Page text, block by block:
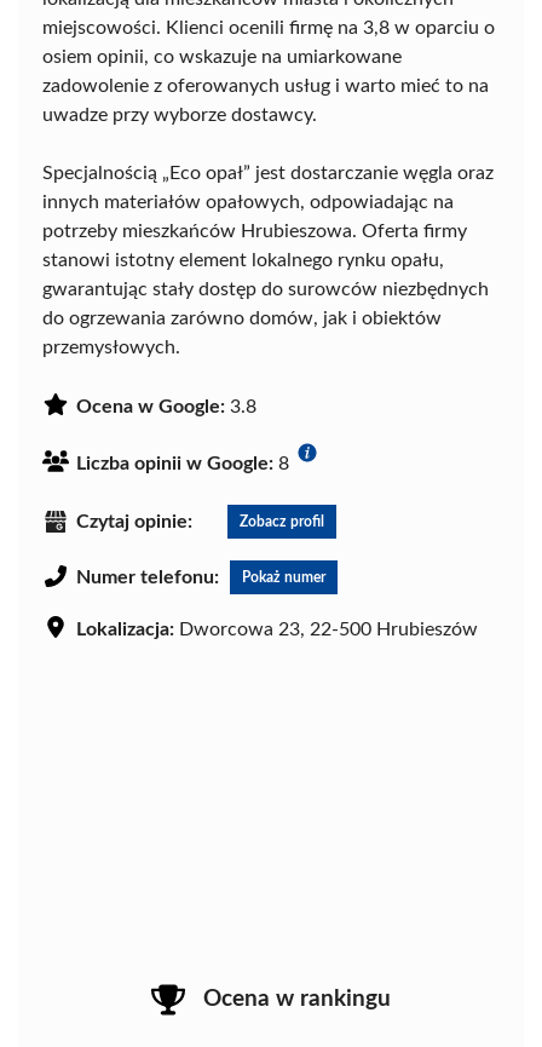
miejscowości. Klienci ocenili firmę na 3,8 w oparciu o
osiem opinii, co wskazuje na umiarkowane
zadowolenie z oferowanych usług i warto mieć to na
uwadze przy wyborze dostawcy.
Specjalnością „Eco opał” jest dostarczanie węgla oraz
innych materiałów opałowych, odpowiadając na
potrzeby mieszkańców Hrubieszowa. Oferta firmy
stanowi istotny element lokalnego rynku opału,
gwarantując stały dostęp do surowców niezbędnych
do ogrzewania zarówno domów, jak i obiektów
przemysłowych.
Ocena w Google: 3.8
Liczba opinii w Google: 8
Czytaj opinie: Zobacz profil
Numer telefonu: Pokaż numer
Lokalizacja: Dworcowa 23, 22-500 Hrubieszów
Ocena w rankingu